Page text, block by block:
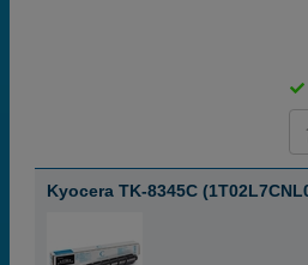
Kyocera TK-8345C